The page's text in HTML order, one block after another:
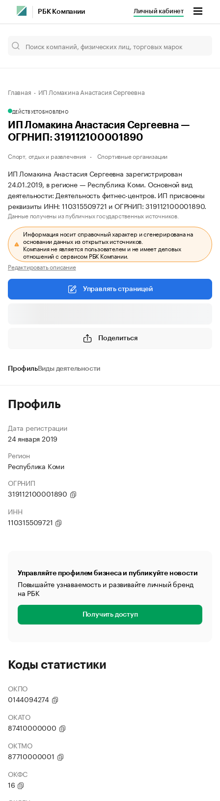
РБК Компании Личный кабинет
Главная ИП Ломакина Анастасия Сергеевна
ДЕЙСТВУЕТОБНОВЛЕНО
ИП Ломакина Анастасия Сергеевна —
ОГРНИП: 319112100001890
Спорт, отдых и развлечения Спортивные организации
ИП Ломакина Анастасия Сергеевна зарегистрирован
24.01.2019, в регионе — Республика Коми. Основной вид
деятельности: Деятельность фитнес-центров. ИП присвоены
реквизиты ИНН: 110315509721 и ОГРНИП: 319112100001890.
Данные получены из публичных государственных источников.
Информация носит справочный характер и сгенерирована на
основании данных из открытых источников.
Компания не является пользователем и не имеет деловых
отношений с сервисом РБК Компании.
Редактировать описание
Управлять страницей
Поделиться
ПрофильВиды деятельности
Профиль
Дата регистрации
24 января 2019
Регион
Республика Коми
ОГРНИП
319112100001890
ИНН
110315509721
Управляйте профилем бизнеса и публикуйте новости
Повышайте узнаваемость и развивайте личный бренд
на РБК
Получить доступ
Коды статистики
ОКПО
0144094274
ОКАТО
87410000000
ОКТМО
87710000001
ОКФС
16